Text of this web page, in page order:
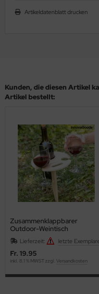
Artikeldatenblatt drucken
Kunden, die diesen Artikel
Artikel bestellt:
Zusammenklappbarer
Outdoor-Weintisch
Lieferzeit: letzte
Fr. 19.95
inkl. 8.1 % MWST zzgl. Versandkosten